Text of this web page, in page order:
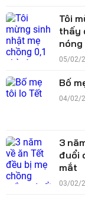
Tôi
thấy
nóng
05/02/
Bố
04/02/
3
đuổi
mắt
03/02/